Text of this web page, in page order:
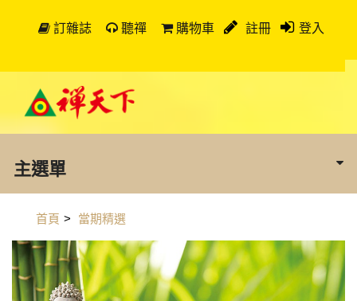
訂雜誌 聽禪 購物車 註冊 登入
主選單
首頁 > 當期精選